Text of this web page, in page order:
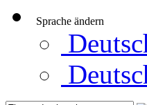
Sprache ändern